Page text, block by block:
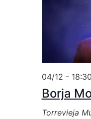
Borja
04/12 - 18:30
Torrevieja